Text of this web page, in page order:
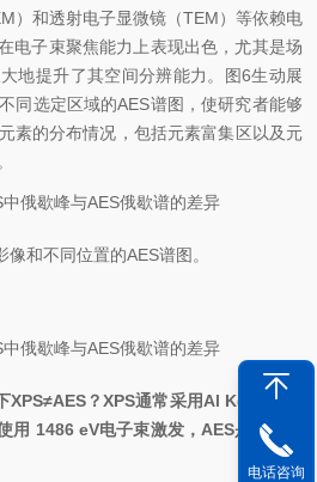
）和透射电子显微镜（TEM）等依赖电
电子束聚焦能力上表现出色，尤其是场
地提升了其空间分辨能力。图6生动展
同选定区域的AES谱图，使研究者能够
素的分布情况，包括元素富集区以及元
像和不同位置的AES谱图。
？XPS通常采用Al Kα（1486
用 1486 eV电子束激发，AES是否可以
电话咨询